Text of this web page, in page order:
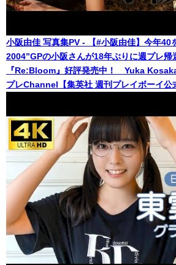
小阪由佳 写真集PV - 【#小阪由佳】今年40
2004”GPの小阪さんが18年ぶりに週プレ
『Re:Bloom』好評発売中！ Yuka
プレChannel【集英社 週刊プレイボーイ公